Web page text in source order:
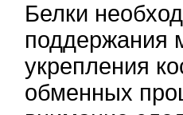
Белки
поддержания
укрепления
обменных